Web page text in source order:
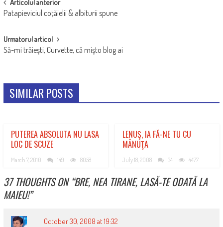
POST
NAVIGATION
Articolul anterior
Patapieviciul coţăielii & albiturii spune
Urmatorul articol
Să-mi trăieşti, Curvette, că mişto blog ai
SIMILAR POSTS
PUTEREA ABSOLUTA NU LASA
LOC DE SCUZE
March 7, 2010 149 8058
LENUŞ, IA FĂ-NE TU CU
MÂNUŢA
July 18, 2008 34 4477
37 THOUGHTS ON “BRE, NEA TIRANE, LASĂ-TE ODATĂ LA
MAIEU!”
October 30, 2008 at 19:32